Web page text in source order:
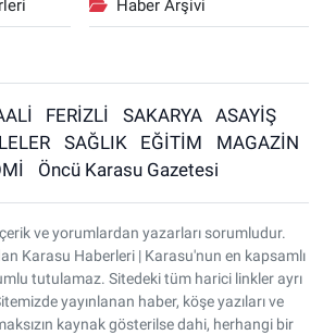
Haber Arşivi
FERİZLİ SAKARYA
ASAYİŞ
SAĞLIK EĞİTİM
MAGAZİN
Öncü Karasu Gazetesi
ve yorumlardan yazarları sorumludur.
Karasu Haberleri | Karasu'nun en kapsamlı
tutulamaz. Sitedeki tüm harici linkler ayrı
yayınlanan haber, köşe yazıları ve
kaynak gösterilse dahi, herhangi bir